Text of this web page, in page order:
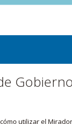
utilizar el